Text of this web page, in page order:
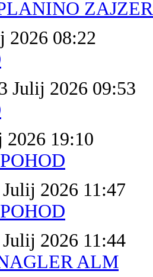
2026 08:22
Julij 2026 09:53
2026 19:10
2026 11:47
2026 11:44
ALM